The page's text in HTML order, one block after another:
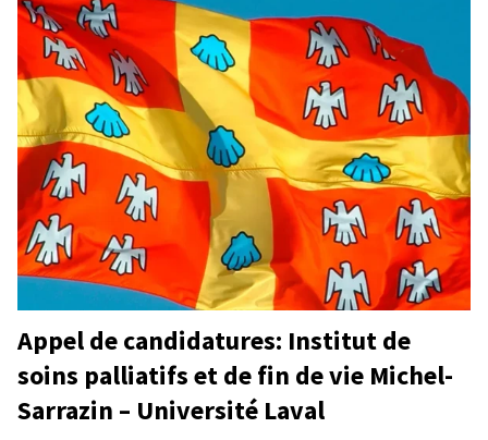
Appel de candidatures: Institut de
soins palliatifs et de fin de vie Michel-
Sarrazin – Université Laval